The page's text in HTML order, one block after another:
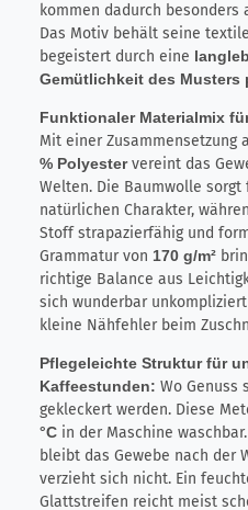
kommen dadurch besonders
Das Motiv behält seine
begeistert durch eine
Gemütlichkeit des Musters
Funktionaler Materialmix
Mit einer Zusammensetzung
% Polyestervereint das
Welten. Die Baumwolle sorgt
natürlichen Charakter,
Stoff strapazierfähig und
Grammatur von 170 g/m²
richtige Balance aus
sich wunderbar
kleine Nähfehler beim
Pflegeleichte Struktur für
Kaffeestunden: Wo Genuss
gekleckert werden. Diese
°C in der Maschine
bleibt das Gewebe nach der
verzieht sich nicht. Ein
Glattstreifen reicht meist